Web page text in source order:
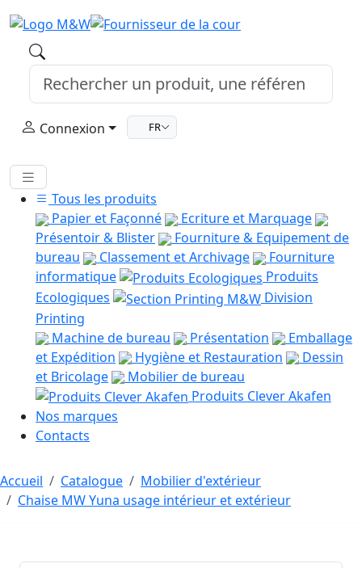
Connexion FR
Tous les produits
Papier et Façonné
Ecriture et Marquage
Présentoir & Blister
Fourniture & Equipement de
bureau
Classement et Archivage
Fourniture
informatique
Produits
Ecologiques
Division
Printing
Machine de bureau
Présentation
Emballage
et Expédition
Hygiène et Restauration
Dessin
et Bricolage
Mobilier de bureau
Produits Clever Akafen
Nos marques
Contacts
Accueil Catalogue
Mobilier d'extérieur
Chaise MW Yuna usage intérieur et extérieur